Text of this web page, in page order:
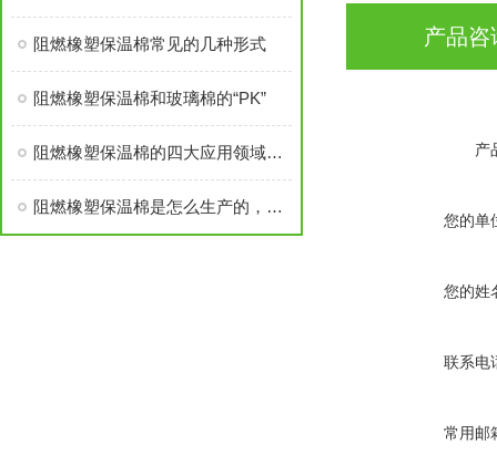
阻燃橡塑保温棉常见的几种形式
阻燃橡塑保温棉和玻璃棉的“PK”
阻燃橡塑保温棉的四大应用领域简析
阻燃橡塑保温棉是怎么生产的，对人体有害吗？
产品咨
产
您的单
您的姓
联系电
常用邮